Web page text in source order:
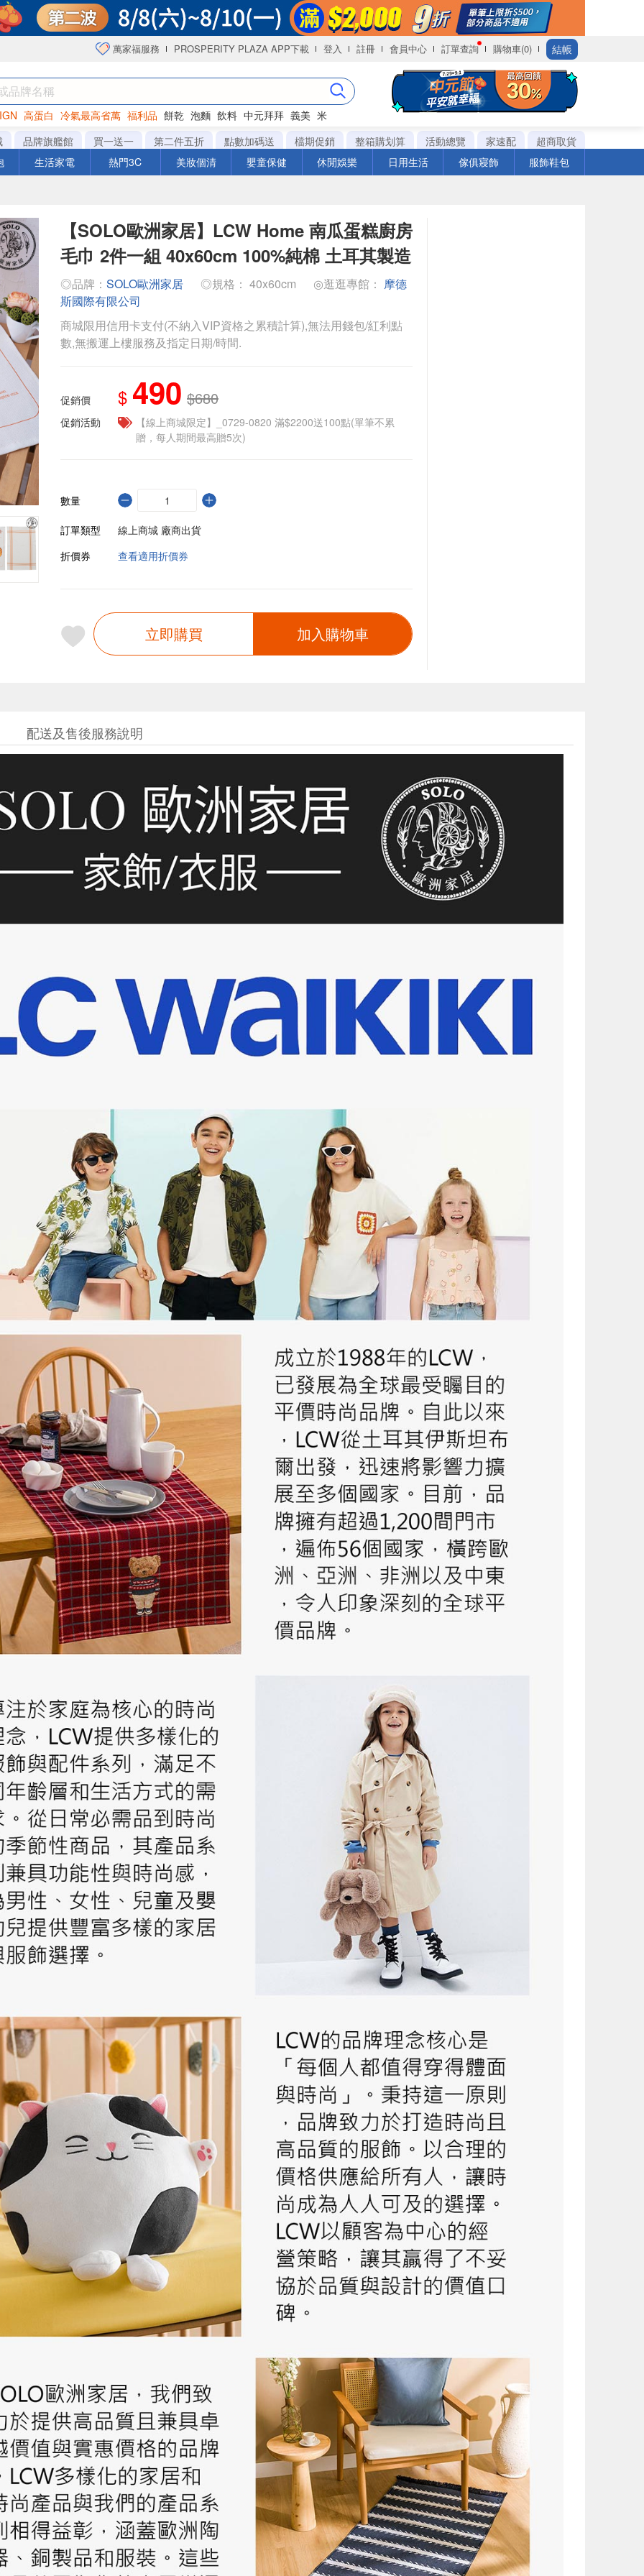
萬家福服務 PROSPERITY PLAZA APP下載 登入 註冊 會員中心 訂單查詢 購物車(0) 結帳
高蛋白 冷氣最高省萬 福利品 餅乾 泡麵 飲料 中元拜拜 義美 米
海苔
品牌旗艦館 買一送一 第二件五折 點數加碼送 檔期促銷 整箱購划算 活動總覽 家速配
超商取貨
生活家電 熱門3C 美妝個清 嬰童保健 休閒娛樂 日用生活 傢俱寢飾 服飾鞋包
【SOLO歐洲家居】LCW Home 南瓜蛋糕廚房
毛巾 2件一組 40x60cm 100%純棉 土耳其製造
◎品牌： SOLO歐洲家居 ◎規格： 40x60cm ◎逛逛專館： 摩德
斯國際有限公司
商城限用信用卡支付(不納入VIP資格之累積計算),無法用錢包/紅利點
數,無搬運上樓服務及指定日期/時間.
促銷價 $ 490 $680
促銷活動
【線上商城限定】_0729-0820 滿$2200送100點(單筆不累
贈，每人期間最高贈5次)
數量
訂單類型
線上商城 廠商出貨
折價券
查看適用折價券
立即購買 加入購物車
配送及售後服務說明